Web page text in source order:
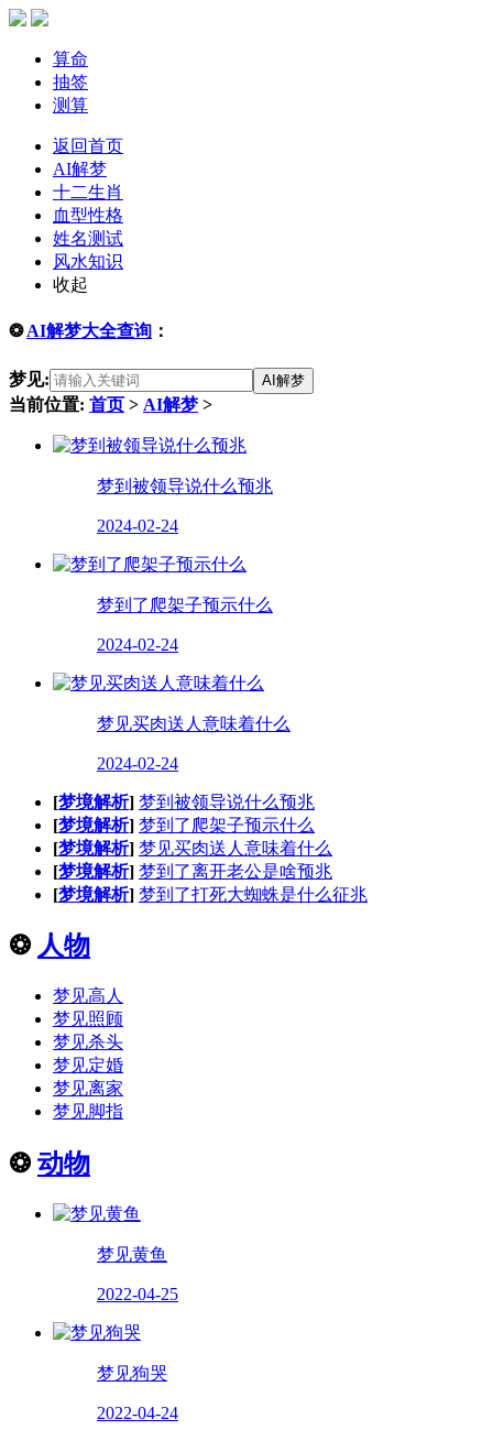
算命
抽签
测算
返回首页
AI解梦
十二生肖
血型性格
姓名测试
风水知识
收起
❂ AI解梦大全查询 ：
梦见: AI解梦
当前位置: 首页 > AI解梦 >
梦到被领导说什么预兆
2024-02-24
梦到了爬架子预示什么
2024-02-24
梦见买肉送人意味着什么
2024-02-24
[梦境解析] 梦到被领导说什么预兆
[梦境解析] 梦到了爬架子预示什么
[梦境解析] 梦见买肉送人意味着什么
[梦境解析] 梦到了离开老公是啥预兆
[梦境解析] 梦到了打死大蜘蛛是什么征兆
❂ 人物
梦见高人
梦见照顾
梦见杀头
梦见定婚
梦见离家
梦见脚指
❂ 动物
梦见黄鱼
2022-04-25
梦见狗哭
2022-04-24